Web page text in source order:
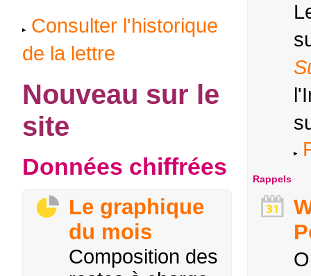
Consulter l'historique
de la lettre
Nouveau sur le
site
Données chiffrées
Le graphique
du mois
Composition des
Rappels